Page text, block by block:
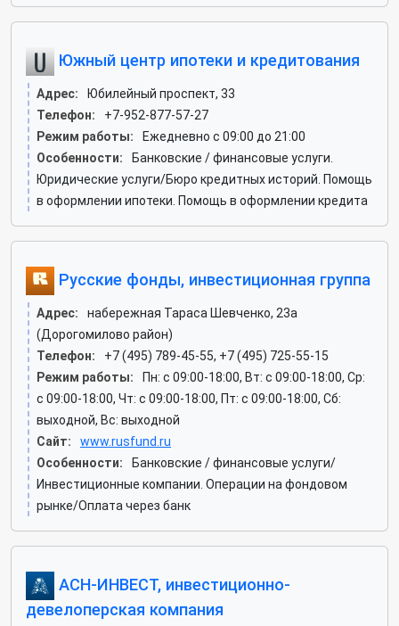
Южный центр ипотеки и кредитования
Адрес:
Юбилейный проспект, 33
Телефон:
+7-952-877-57-27
Режим работы:
Ежедневно с 09:00 до 21:00
Особенности:
Банковские / финансовые услуги.
Юридические услуги/Бюро кредитных историй. Помощь
в оформлении ипотеки. Помощь в оформлении кредита
Русские фонды, инвестиционная группа
Адрес:
набережная Тараса Шевченко, 23а
(Дорогомилово район)
Телефон:
+7 (495) 789-45-55, +7 (495) 725-55-15
Режим работы:
Пн: c 09:00-18:00, Вт: c 09:00-18:00, Ср:
c 09:00-18:00, Чт: c 09:00-18:00, Пт: c 09:00-18:00, Сб:
выходной, Вс: выходной
Сайт:
www.rusfund.ru
Особенности:
Банковские / финансовые услуги/
Инвестиционные компании. Операции на фондовом
рынке/Оплата через банк
АСН-ИНВЕСТ, инвестиционно-
девелоперская компания